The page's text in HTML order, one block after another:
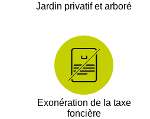
Jardin privatif et arboré
Exonération de la taxe
foncière